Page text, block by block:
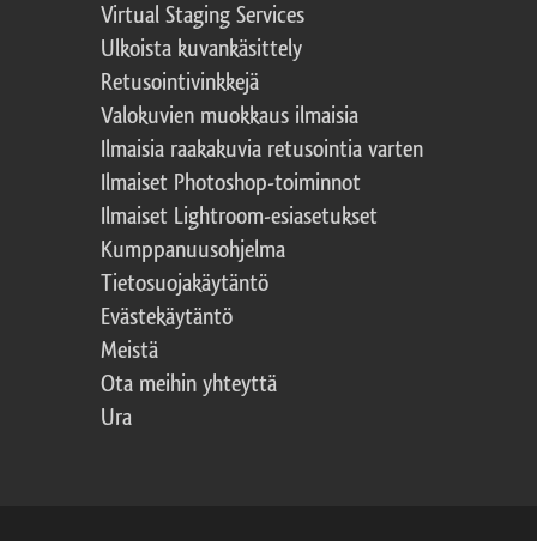
Virtual Staging Services
Ulkoista kuvankäsittely
Retusointivinkkejä
Valokuvien muokkaus ilmaisia
Ilmaisia raakakuvia retusointia varten
Ilmaiset Photoshop-toiminnot
Ilmaiset Lightroom-esiasetukset
Kumppanuusohjelma
Tietosuojakäytäntö
Evästekäytäntö
Meistä
Ota meihin yhteyttä
Ura